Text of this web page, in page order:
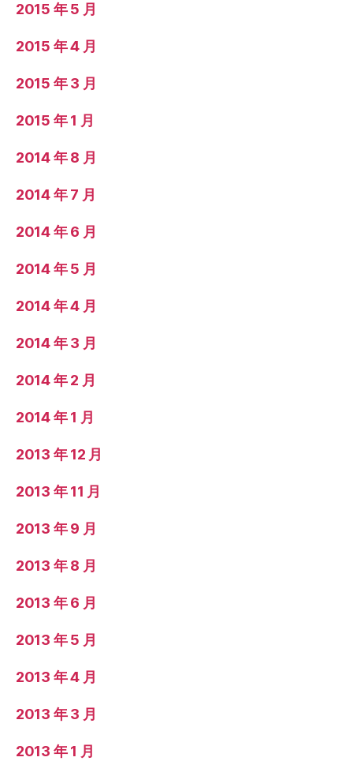
2015 年 5 月
2015 年 4 月
2015 年 3 月
2015 年 1 月
2014 年 8 月
2014 年 7 月
2014 年 6 月
2014 年 5 月
2014 年 4 月
2014 年 3 月
2014 年 2 月
2014 年 1 月
2013 年 12 月
2013 年 11 月
2013 年 9 月
2013 年 8 月
2013 年 6 月
2013 年 5 月
2013 年 4 月
2013 年 3 月
2013 年 1 月